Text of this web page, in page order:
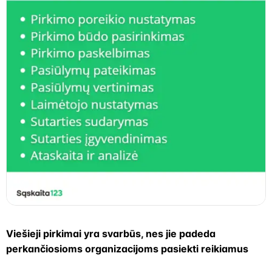
Viešieji pirkimai yra svarbūs, nes jie padeda
perkančiosioms organizacijoms pasiekti reikiamus